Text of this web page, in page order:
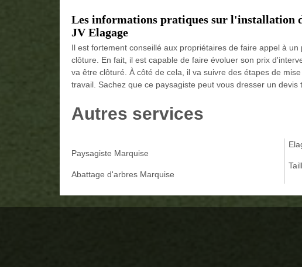
Les informations pratiques sur l'installation
JV Elagage
Il est fortement conseillé aux propriétaires de faire appel à
clôture. En fait, il est capable de faire évoluer son prix
va être clôturé. À côté de cela, il va suivre des étapes de
travail. Sachez que ce paysagiste peut vous dresser un
Autres services
Paysagiste Marquise
Abattage d'arbres Marquise